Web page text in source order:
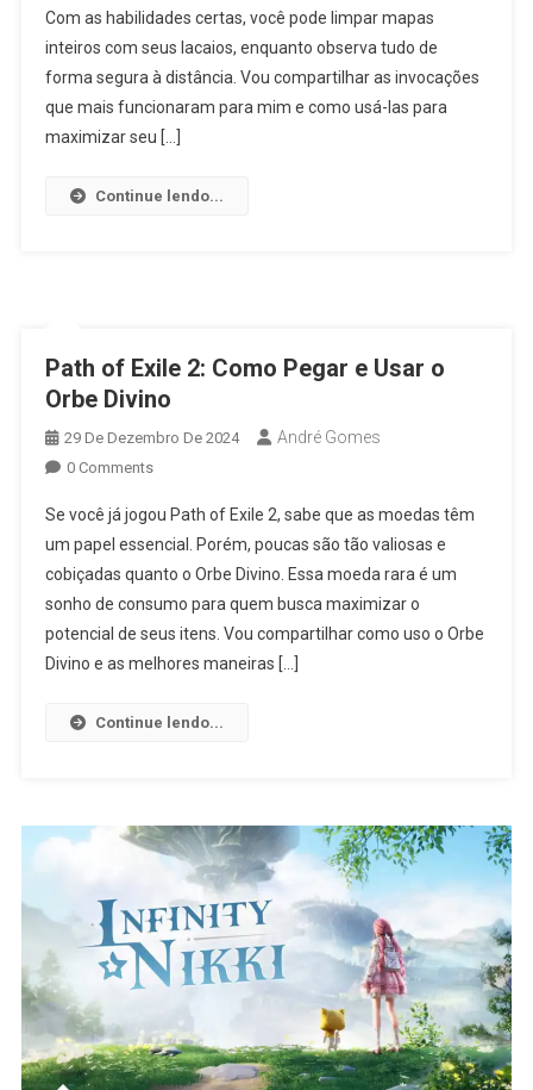
Com as habilidades certas, você pode limpar mapas
inteiros com seus lacaios, enquanto observa tudo de
forma segura à distância. Vou compartilhar as invocações
que mais funcionaram para mim e como usá-las para
maximizar seu […]
Continue lendo...
Path of Exile 2: Como Pegar e Usar o
Orbe Divino
29 De Dezembro De 2024 André Gomes
0 Comments
Se você já jogou Path of Exile 2, sabe que as moedas têm
um papel essencial. Porém, poucas são tão valiosas e
cobiçadas quanto o Orbe Divino. Essa moeda rara é um
sonho de consumo para quem busca maximizar o
potencial de seus itens. Vou compartilhar como uso o Orbe
Divino e as melhores maneiras […]
Continue lendo...